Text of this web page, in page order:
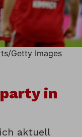
Getty Images
in
aktuell